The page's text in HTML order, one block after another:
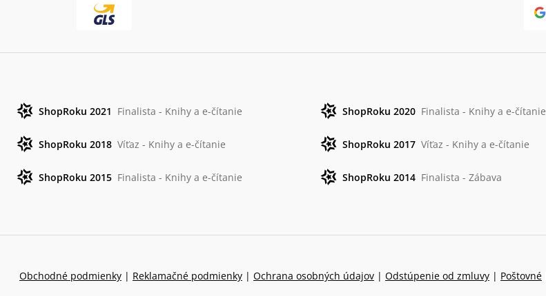
ShopRoku 2021 Finalista - Knihy a e-čítanie ShopRoku 2020 Finalista - Knihy a e-čítanie
ShopRoku 2018 Víťaz - Knihy a e-čítanie ShopRoku 2017 Víťaz - Knihy a e-čítanie
ShopRoku 2015 Finalista - Knihy a e-čítanie ShopRoku 2014 Finalista - Zábava
Obchodné podmienky | Reklamačné podmienky | Ochrana osobných údajov | Odstúpenie od zmluvy | Poštovné